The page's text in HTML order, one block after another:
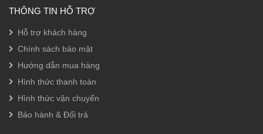
THÔNG TIN HỖ TRỢ
Hỗ trợ khách hàng
Chính sách bảo mật
Hướng dẫn mua hàng
Hình thức thanh toán
Hình thức vận chuyển
Bảo hành & Đổi trả